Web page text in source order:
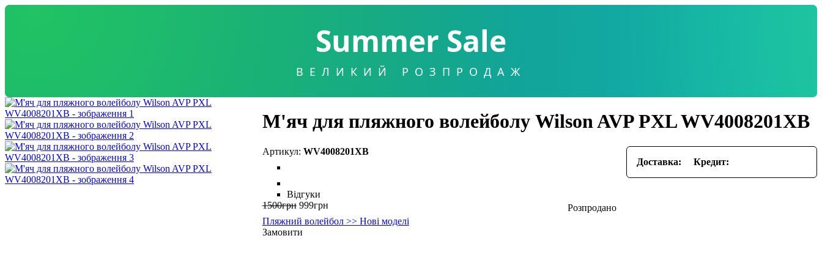
Summer Sale
ВЕЛИКИЙ РОЗПРОДАЖ
М'яч для пляжного волейболу Wilson AVP PXL WV4008201XB
WV4008201XB
Відгуки
1500грн 999грн
Пляжний волейбол >> Нові моделі
Замовити
Доставка: Кредит: